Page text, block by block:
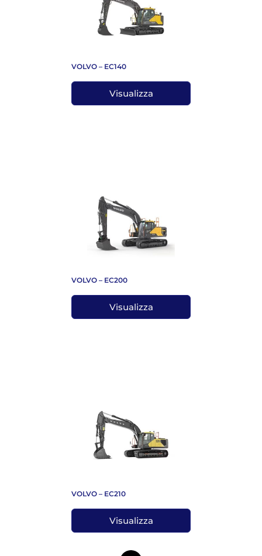
VOLVO – EC140
Visualizza
VOLVO – EC200
Visualizza
VOLVO – EC210
Visualizza